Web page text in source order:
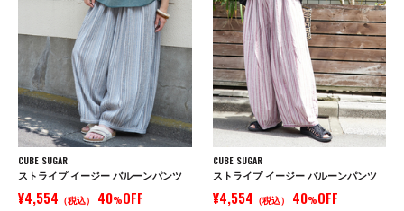
CUBE SUGAR
ストライプ イージー バルーンパンツ
¥4,554 （税込） 40%OFF
CUBE SUGAR
ストライプ イージー バルーンパンツ
¥4,554 （税込） 40%OFF